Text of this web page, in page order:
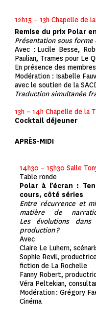
12h15 – 13h Chapelle de
Remise du prix Polar
Présentation sous
Avec : Lucile Besse,
Paulian, Trames pour Le
En présence des
Modération : Isabelle
avec le soutien de la
Traduction simultanée
13h – 14h Chapelle de la
Cocktail déjeuner
APRÈS-MIDI
14h30 – 15h30 Salle
Table ronde
Polar à l’écran :
cours, côté séries
Entre récurrence et
matière de
Les évolutions
production ?
Avec
Claire Le Luhern,
Sophie Revil,
fiction de La Rochelle
Fanny Robert,
Véra Peltekian,
Modération : Grégory
Cinéma